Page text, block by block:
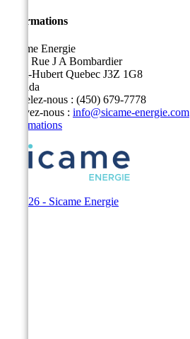
Informations
Sicame Energie
5400 Rue J A Bombardier
Saint-Hubert Quebec J3Z 1G8
Canada
Appelez-nous : (450) 679-7778
Écrivez-nous : info@sicame-energie.com
Informations
© 2026 - Sicame Energie